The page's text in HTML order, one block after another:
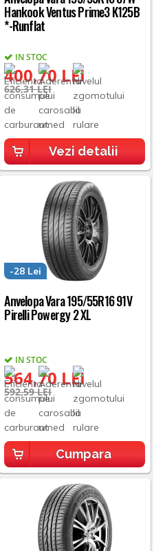
Hankook Ventus Prime3 K125B
*-Runflat
IN STOC
400,70 LEI
626,31 LEI
Vezi detalii
Anvelopa Vara 195/55R16 91V
Pirelli Powergy 2 XL
IN STOC
564,70 LEI
-28 Lei
592,59 LEI
Cumpara